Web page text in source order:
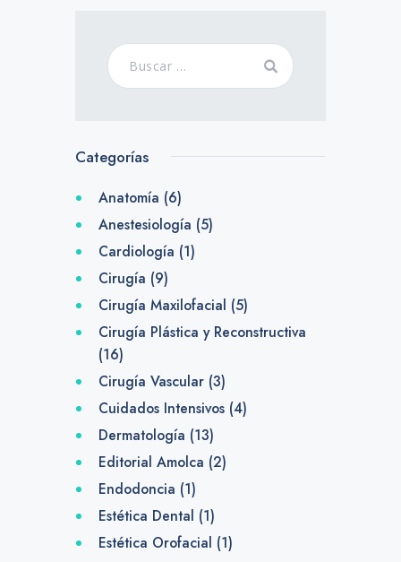
Categorías
Anatomía (6)
Anestesiología (5)
Cardiología (1)
Cirugía (9)
Cirugía Maxilofacial (5)
Cirugía Plástica y Reconstructiva
(16)
Cirugía Vascular(3)
Cuidados Intensivos(4)
Dermatología (13)
Editorial Amolca (2)
Endodoncia (1)
Estética Dental (1)
Estética Orofacial (1)